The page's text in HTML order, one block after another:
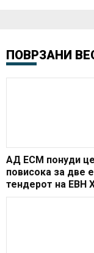
ПОВРЗАНИ
АД ЕСМ понуди
повисока за две
тендерот на ЕВН